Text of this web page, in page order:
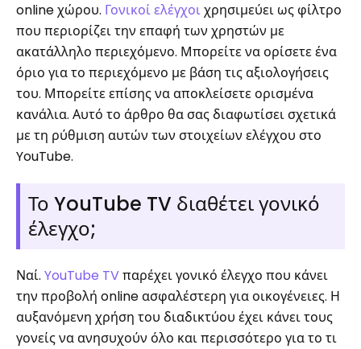
online χώρου. Γονικοί ελέγχοιχρησιμεύει ως φίλτρο
που περιορίζει την επαφή των χρηστών με
ακατάλληλο περιεχόμενο. Μπορείτε να ορίσετε ένα
όριο για το περιεχόμενο με βάση τις αξιολογήσεις
του. Μπορείτε επίσης να αποκλείσετε ορισμένα
κανάλια. Αυτό το άρθρο θα σας διαφωτίσει σχετικά
με τη ρύθμιση αυτών των στοιχείων ελέγχου στο
YouTube.
Το YouTube TV διαθέτει γονικό
έλεγχο;
Ναί. YouTube TVπαρέχει γονικό έλεγχο που κάνει
την προβολή online ασφαλέστερη για οικογένειες. Η
αυξανόμενη χρήση του διαδικτύου έχει κάνει τους
γονείς να ανησυχούν όλο και περισσότερο για το τι